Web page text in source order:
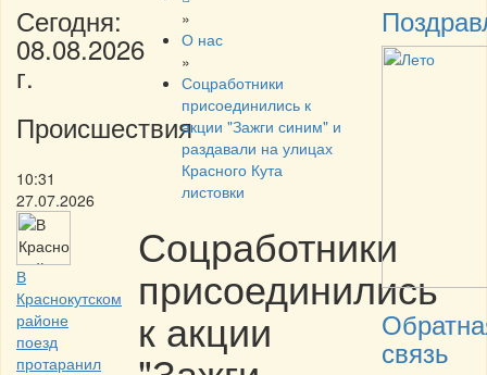
Сегодня:
08.08.2026
г.
Происшествия
10:31
27.07.2026
В
Краснокутском
районе
поезд
протаранил
»
О нас
»
Соцработники
присоединились к
акции "Зажги синим" и
раздавали на улицах
Красного Кута
листовки
Соцработники
присоединились
к акции связь